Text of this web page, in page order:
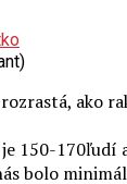
ako
150-170ľudí
bolo